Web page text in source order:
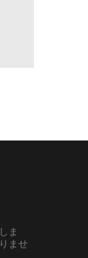
ま
ませ